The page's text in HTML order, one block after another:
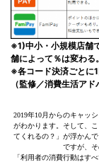
※1)中小・小規模店舗
舗によって％は変わる。
※各コード決済ごとに
（監修／消費生活ア
2019年10月からのキャッ
がわかります。そして、
てくれるの？」が浮かん
ですが、
「利用者の消費行動はす